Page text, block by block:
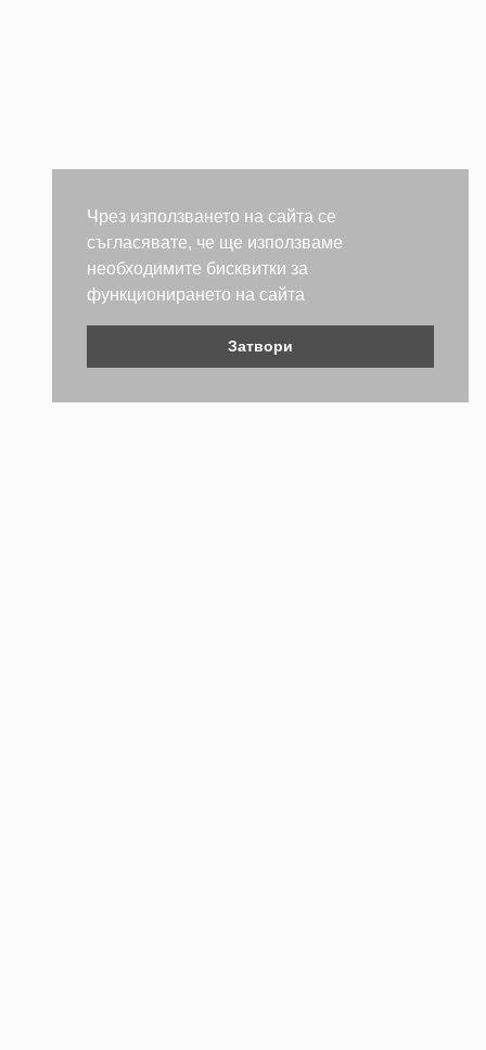
Чрез използването на сайта се
съгласявате, че ще използваме
необходимите бисквитки за
функционирането на сайта
Затвори